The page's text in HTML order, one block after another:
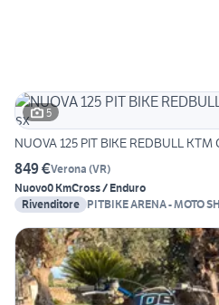
5
NUOVA 125 PIT BIKE REDBULL KTM
849 €Verona (VR)
Nuovo0 KmCross / Enduro
Rivenditore PITBIKE ARENA - MOTO